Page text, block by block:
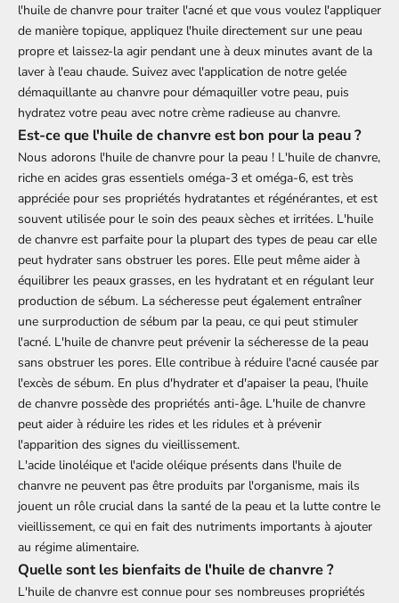
l'huile de chanvre pour traiter l'acné et que vous voulez l'appliquer
de manière topique, appliquez l'huile directement sur une peau
propre et laissez-la agir pendant une à deux minutes avant de la
laver à l'eau chaude. Suivez avec l'application de notre gelée
démaquillante au chanvre pour démaquiller votre peau, puis
hydratez votre peau avec notre crème radieuse au chanvre.
Est-ce que l'huile de chanvre est bon pour la peau ?
Nous adorons l'huile de chanvre pour la peau ! L'huile de chanvre,
riche en acides gras essentiels oméga-3 et oméga-6, est très
appréciée pour ses propriétés hydratantes et régénérantes, et est
souvent utilisée pour le soin des peaux sèches et irritées. L'huile
de chanvre est parfaite pour la plupart des types de peau car elle
peut hydrater sans obstruer les pores. Elle peut même aider à
équilibrer les peaux grasses, en les hydratant et en régulant leur
production de sébum. La sécheresse peut également entraîner
une surproduction de sébum par la peau, ce qui peut stimuler
l'acné. L'huile de chanvre peut prévenir la sécheresse de la peau
sans obstruer les pores. Elle contribue à réduire l'acné causée par
l'excès de sébum. En plus d'hydrater et d'apaiser la peau, l'huile
de chanvre possède des propriétés anti-âge. L'huile de chanvre
peut aider à réduire les rides et les ridules et à prévenir
l'apparition des signes du vieillissement.
L'acide linoléique et l'acide oléique présents dans l'huile de
chanvre ne peuvent pas être produits par l'organisme, mais ils
jouent un rôle crucial dans la santé de la peau et la lutte contre le
vieillissement, ce qui en fait des nutriments importants à ajouter
au régime alimentaire.
Quelle sont les bienfaits de l'huile de chanvre ?
L'huile de chanvre est connue pour ses nombreuses propriétés